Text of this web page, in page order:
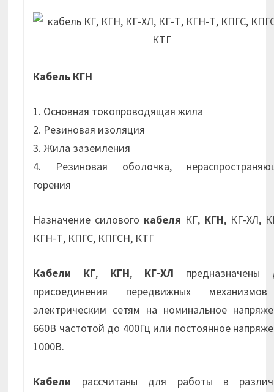
Кабель КГН
1. Основная токопроводящая жила
2. Резиновая изоляция
3. Жила заземления
4. Резиновая оболочка,
горения
Назначение силового кабеля КГ, КГН, КГ-ХЛ,
КГН-Т, КПГС, КПГСН, КТГ
Кабели КГ, КГН, КГ-ХЛ предназначены
присоединения передвижных
электрическим сетям на номинальное
660В частотой до 400Гц или постоянное
1000В.
Кабели рассчитаны для работы в